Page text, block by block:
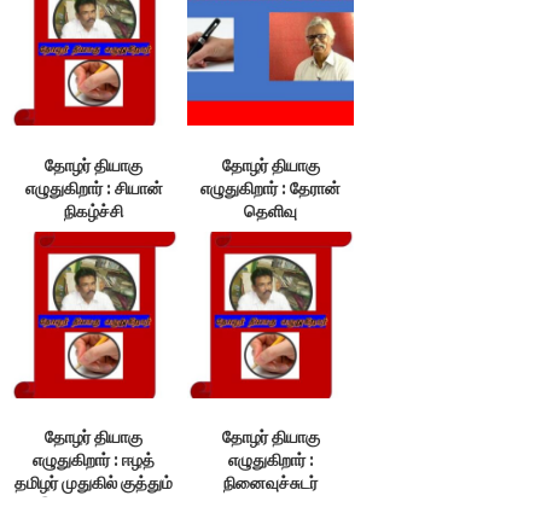
தோழர் தியாகு
எழுதுகிறார் : சியான்
நிகழ்ச்சி
தோழர் தியாகு
எழுதுகிறார் : தேரான்
தெளிவு
தோழர் தியாகு
எழுதுகிறார் : ஈழத்
தமிழர் முதுகில் குத்தும்
தோழர் தியாகு
எழுதுகிறார் :
நினைவுச்சுடர்